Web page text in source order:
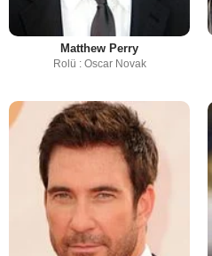
Matthew Perry
Rolü : Oscar Novak